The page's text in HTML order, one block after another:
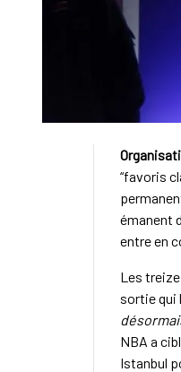
“favoris
émanent
entre en
Les
sortie qui
NBA a
Istanbul